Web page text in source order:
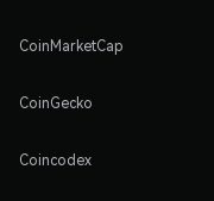
CoinMarketCap
CoinGecko
Coincodex